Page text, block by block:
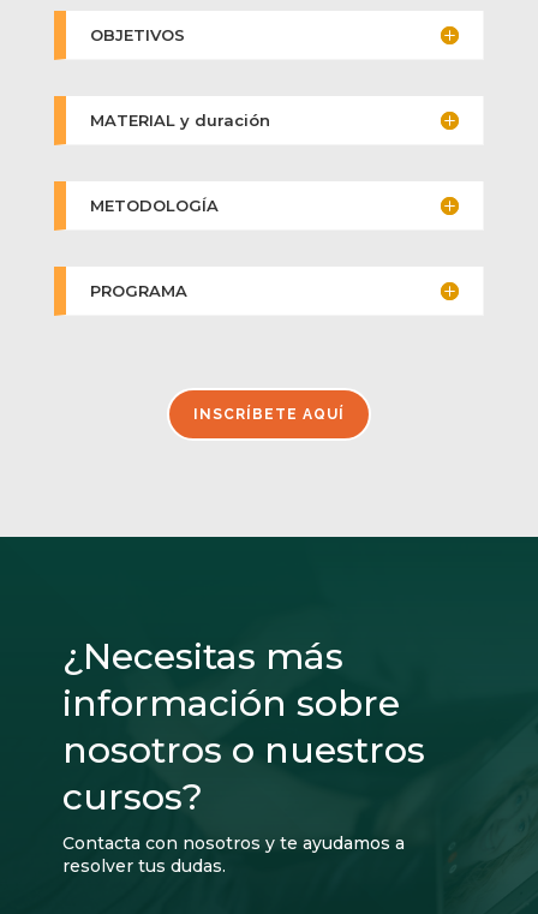
OBJETIVOS
MATERIAL y duración
METODOLOGÍA
PROGRAMA
INSCRÍBETE AQUÍ
¿Necesitas más
información sobre
nosotros o nuestros
cursos?
Contacta con nosotros y te ayudamos a
resolver tus dudas.